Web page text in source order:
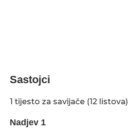
Sastojci
1 tijesto za savijače (12 listova)
Nadjev 1